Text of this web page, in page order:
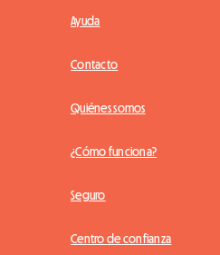
Ayuda
Contacto
Quiénes somos
¿Cómo funciona?
Seguro
Centro de confianza